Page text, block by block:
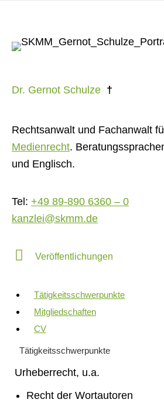
Dr. Gernot Schulze †
Rechtsanwalt und Fachanwalt
Medienrecht.
und Englisch.
Tel: +49 89-890 6360 – 0
kanzlei@skmm.de
Veröffentlichungen
Tätigkeitsschwerpunkte
Mitgliedschaften
CV
Tätigkeitsschwerpunkte
Urheberrecht, u.a.
Recht der Wortautoren